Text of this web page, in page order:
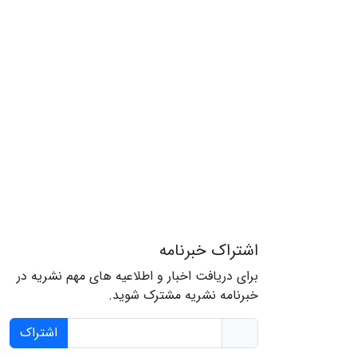
اشتراک خبرنامه
برای دریافت اخبار و اطلاعیه های مهم نشریه در
خبرنامه نشریه مشترک شوید.
اشتراک